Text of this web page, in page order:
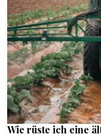
Wie rüste ich eine